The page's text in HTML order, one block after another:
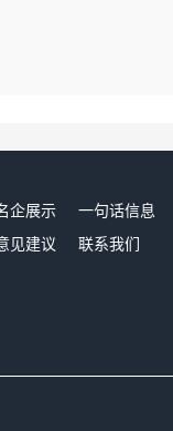
企展示 一句话信息
见建议 联系我们